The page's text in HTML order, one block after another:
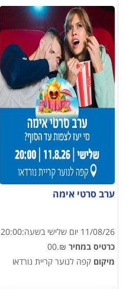
ערב סרטי אימה
11/08/26 יום שלישי בשעה:20:00
כרטיס במחיר ₪.00
מיקום קפה לנוער קריית נורדאו